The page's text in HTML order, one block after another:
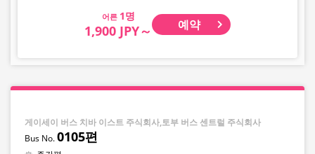
어른
1,900 JPY～ 예약
게이세이 버스 치바 이스트 주식회사,토부 버스 센트럴 주식회사
0105편